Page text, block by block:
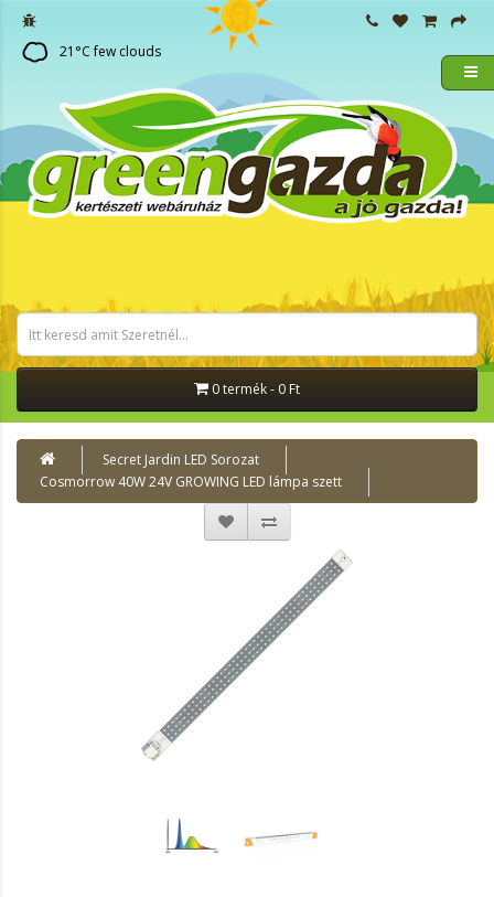
21 °C few clouds
0 termék - 0 Ft
Secret Jardin LED Sorozat
Cosmorrow 40W 24V GROWING LED lámpa szett